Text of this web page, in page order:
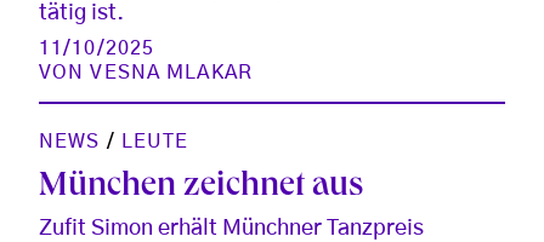
tätig ist.
11/10/2025
VONVESNA MLAKAR
NEWS / LEUTE
München zeichnet aus
Zufit Simon erhält Münchner Tanzpreis